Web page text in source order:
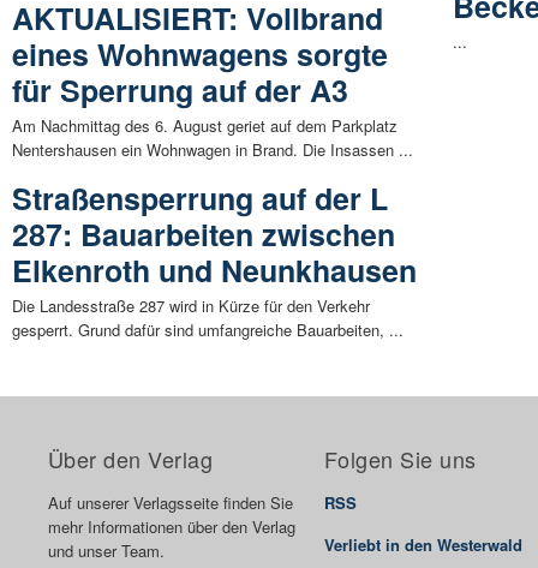
AKTUALISIERT: Vollbrand
eines Wohnwagens sorgte
für Sperrung auf der A3
Am Nachmittag des 6. August geriet auf dem Parkplatz
Nentershausen ein Wohnwagen in Brand. Die Insassen ...
Straßensperrung auf der L
287: Bauarbeiten zwischen
Elkenroth und Neunkhausen
Die Landesstraße 287 wird in Kürze für den Verkehr
gesperrt. Grund dafür sind umfangreiche Bauarbeiten, ...
...
Über den Verlag
Auf unserer Verlagsseite finden Sie
mehr Informationen über den Verlag
und unser Team.
Folgen Sie uns
RSS
Verliebt in den Westerwald